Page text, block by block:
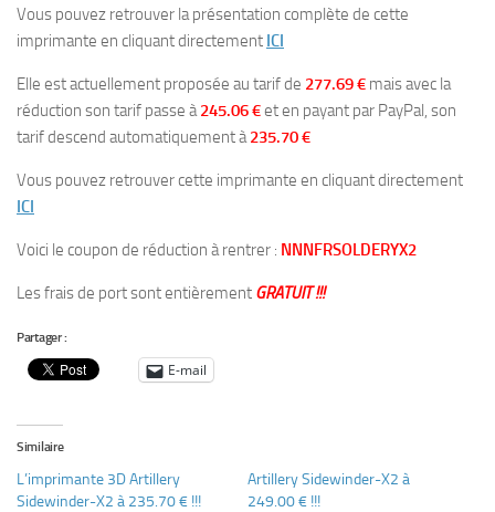
Vous pouvez retrouver la présentation complète de cette
imprimante en cliquant directement ICI
Elle est actuellement proposée au tarif de 277.69 € mais avec la
réduction son tarif passe à245.06 €et en payant par PayPal, son
tarif descend automatiquement à235.70 €
Vous pouvez retrouver cette imprimante en cliquant directement
ICI
Voici le coupon de réduction à rentrer : NNNFRSOLDERYX2
Les frais de port sont entièrement GRATUIT !!!
Partager :
E-mail
Similaire
L’imprimante 3D Artillery
Sidewinder-X2 à 235.70 € !!!
Artillery Sidewinder-X2 à
249.00 € !!!